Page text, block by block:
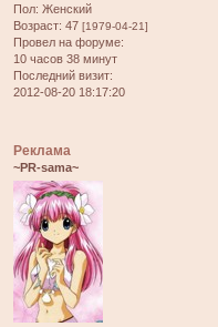
Пол: Женский
Возраст: 47 [1979-04-21]
Провел на форуме:
10 часов 38 минут
Последний визит:
2012-08-20 18:17:20
Реклама
~PR-sama~